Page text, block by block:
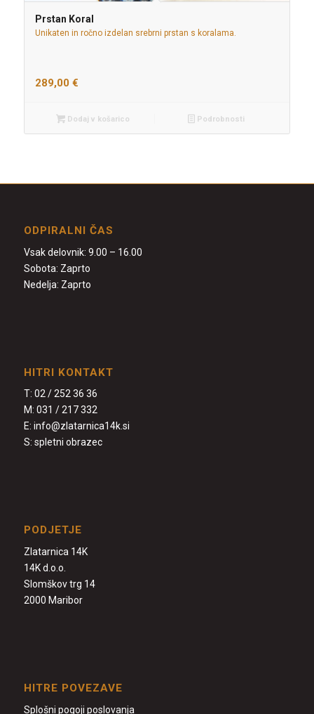
Prstan Koral
Unikaten in ročno izdelan srebrni prstan s koralama.
289,00 €
Dodaj v košarico Podrobnosti
ODPIRALNI ČAS
Vsak delovnik: 9.00 – 16.00
Sobota: Zaprto
Nedelja: Zaprto
HITRI KONTAKT
T: 02 / 252 36 36
M: 031 / 217 332
E: info@zlatarnica14k.si
S: spletni obrazec
PODJETJE
Zlatarnica 14K
14K d.o.o.
Slomškov trg 14
2000 Maribor
HITRE POVEZAVE
Splošni pogoji poslovanja